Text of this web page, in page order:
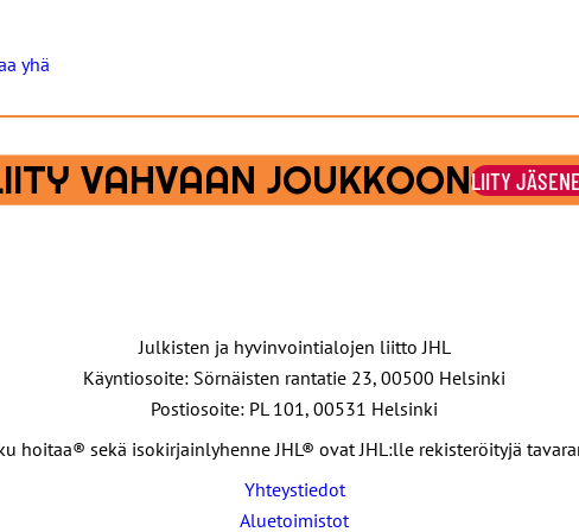
yhä
VAHVAAN JOUKKOONLIITY
Julkisten ja hyvinvointialojen liitto JHL
Käyntiosoite: Sörnäisten rantatie 23, 00500 Helsinki
Postiosoite: PL 101, 00531 Helsinki
hoitaa® sekä isokirjainlyhenne JHL® ovat JHL:lle rekisteröityjä
Yhteystiedot
Aluetoimistot